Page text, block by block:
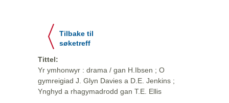
Tilbake til
søketreff
Tittel:
Yr ymhonwyr : drama / gan H.Ibsen ; O
gymreigiad J. Glyn Davies a D.E. Jenkins ;
Ynghyd a rhagymadrodd gan T.E. Ellis